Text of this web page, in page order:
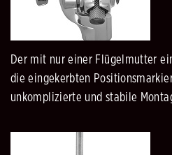
Der mit nur einer Flügelmutter
die eingekerbten
unkomplizierte und stabile